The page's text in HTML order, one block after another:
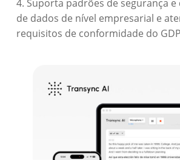
4. Suporta padrões de segurança
de dados de nível empresarial e
requisitos de conformidade do